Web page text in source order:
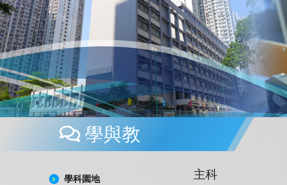
學與教
學科園地 主科